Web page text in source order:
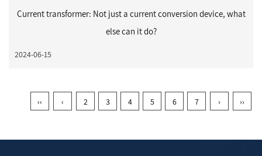
Current transformer: Not just a current conversion device, what
else can it do?
2024-06-15
‹‹ ‹ 2 3 4 5 6 7 › ››